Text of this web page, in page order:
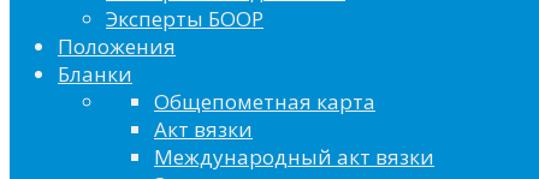
Эксперты БООР
Положения
Бланки
Общепометная карта
Акт вязки
Международный акт вязки